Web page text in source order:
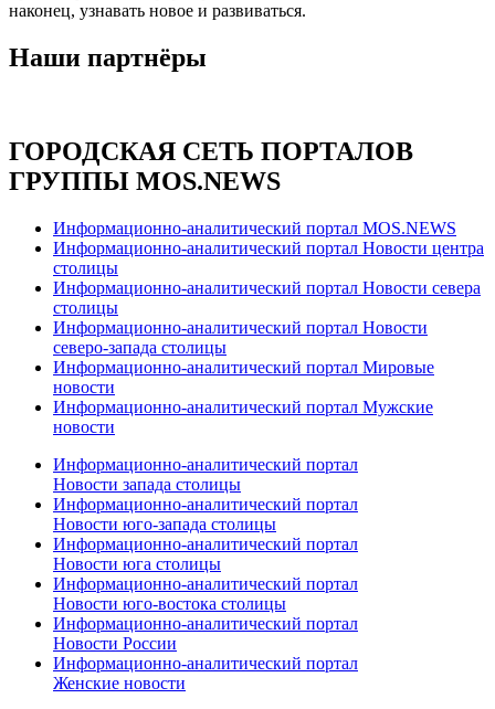
наконец, узнавать новое и развиваться.
Наши партнёры
ГОРОДСКАЯ СЕТЬ ПОРТАЛОВ
ГРУППЫ MOS.NEWS
Информационно-аналитический портал MOS.NEWS
Информационно-аналитический портал Новости центра
столицы
Информационно-аналитический портал Новости севера
столицы
Информационно-аналитический портал Новости
северо-запада столицы
Информационно-аналитический портал Мировые
новости
Информационно-аналитический портал Мужские
новости
Информационно-аналитический портал
Новости запада столицы
Информационно-аналитический портал
Новости юго-запада столицы
Информационно-аналитический портал
Новости юга столицы
Информационно-аналитический портал
Новости юго-востока столицы
Информационно-аналитический портал
Новости России
Информационно-аналитический портал
Женские новости